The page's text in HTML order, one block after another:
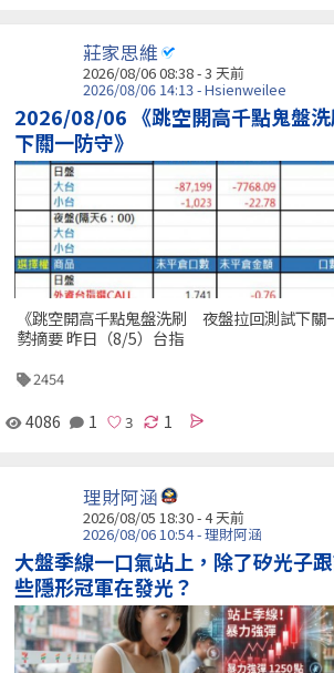
莊家思維
2026/08/06 08:38 - 3 天前
2026/08/06 14:13 - Hsienweilee
2026/08/06 《跳空開高千點鬼盤
下關一防守》
《跳空開高千點鬼盤洗刷 夜盤拉回測試下關
勢摘要 昨日（8/5）台指
2454
4086 1 1
理財阿涵
2026/08/05 18:30 - 4 天前
2026/08/06 10:54 - 理財阿涵
大盤季線一口氣站上，除了矽光子
些隱形冠軍在發光？